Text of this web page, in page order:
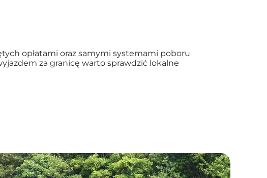
opłatami oraz samymi systemami poboru
za granicę warto sprawdzić lokalne